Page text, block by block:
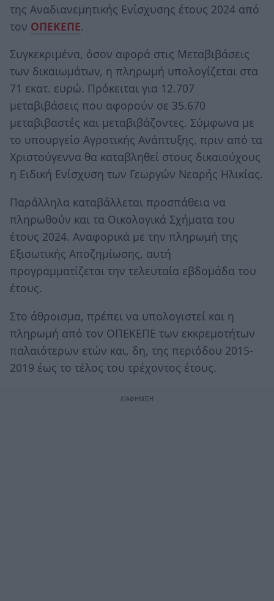
της Αναδιανεμητικής Ενίσχυσης έτους 2024 από
τον ΟΠΕΚΕΠΕ.
Συγκεκριμένα, όσον αφορά στις Μεταβιβάσεις
των δικαιωμάτων, η πληρωμή υπολογίζεται στα
71 εκατ. ευρώ. Πρόκειται για 12.707
μεταβιβάσεις που αφορούν σε 35.670
μεταβιβαστές και μεταβιβάζοντες. Σύμφωνα με
το υπουργείο Αγροτικής Ανάπτυξης, πριν από τα
Χριστούγεννα θα καταβληθεί στους δικαιούχους
η Ειδική Ενίσχυση των Γεωργών Νεαρής Ηλικίας.
Παράλληλα καταβάλλεται προσπάθεια να
πληρωθούν και τα Οικολογικά Σχήματα του
έτους 2024. Αναφορικά με την πληρωμή της
Εξισωτικής Αποζημίωσης, αυτή
προγραμματίζεται την τελευταία εβδομάδα του
έτους.
Στο άθροισμα, πρέπει να υπολογιστεί και η
πληρωμή από τον ΟΠΕΚΕΠΕ των εκκρεμοτήτων
παλαιότερων ετών και, δη, της περιόδου 2015-
2019 έως το τέλος του τρέχοντος έτους.